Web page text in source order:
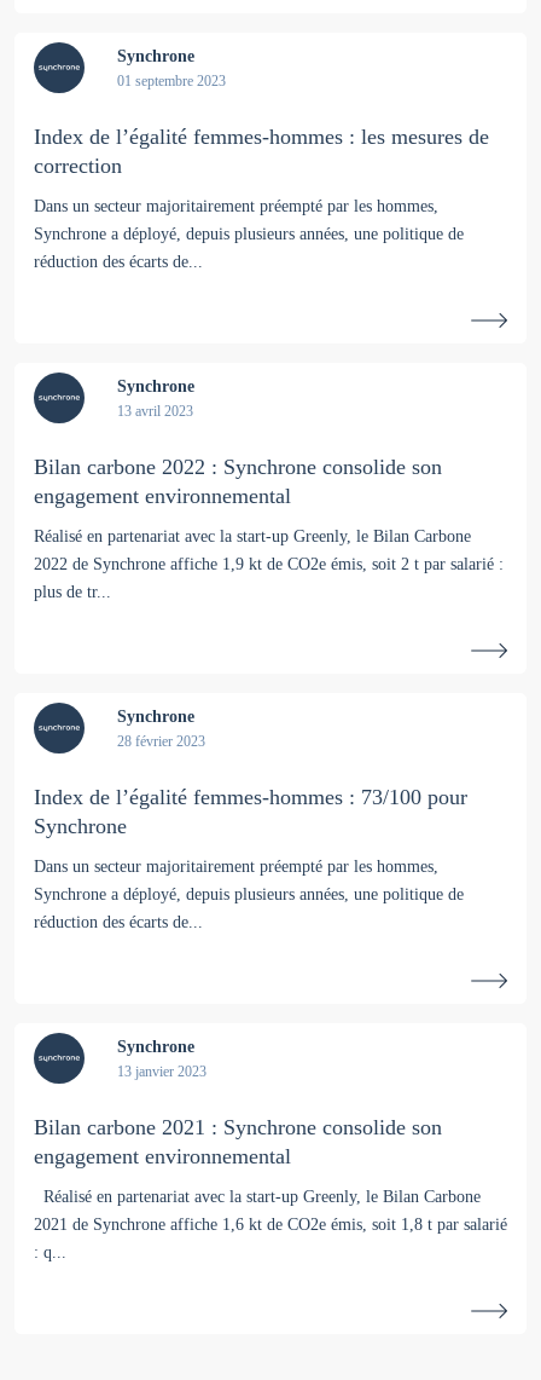
Synchrone
01 septembre 2023
Index de l’égalité femmes-hommes : les mesures de
correction
Dans un secteur majoritairement préempté par les hommes,
Synchrone a déployé, depuis plusieurs années, une politique de
réduction des écarts de...
Synchrone
13 avril 2023
Bilan carbone 2022 : Synchrone consolide son
engagement environnemental
Réalisé en partenariat avec la start-up Greenly, le Bilan Carbone
2022 de Synchrone affiche 1,9 kt de CO2e émis, soit 2 t par salarié :
plus de tr...
Synchrone
28 février 2023
Index de l’égalité femmes-hommes : 73/100 pour
Synchrone
Dans un secteur majoritairement préempté par les hommes,
Synchrone a déployé, depuis plusieurs années, une politique de
réduction des écarts de...
Synchrone
13 janvier 2023
Bilan carbone 2021 : Synchrone consolide son
engagement environnemental
Réalisé en partenariat avec la start-up Greenly, le Bilan Carbone
2021 de Synchrone affiche 1,6 kt de CO2e émis, soit 1,8 t par salarié
: q...